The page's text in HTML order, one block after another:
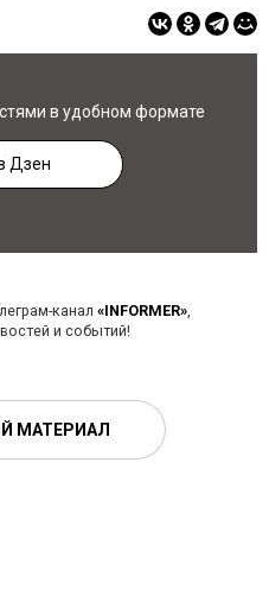
в удобном формате
Дзен
канал «INFORMER»,
и событий!
МАТЕРИАЛ